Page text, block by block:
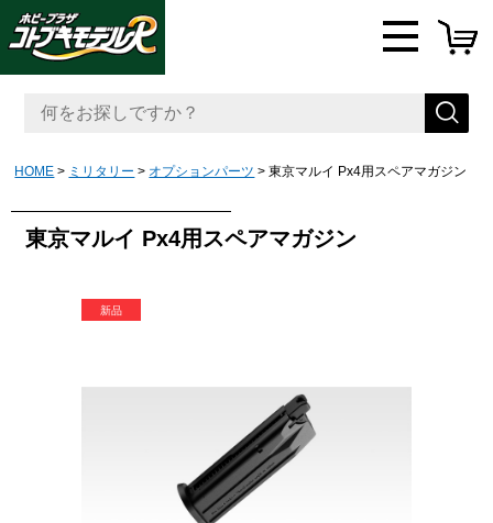
HOME ミリタリー オプションパーツ 東京マルイ Px4用スペアマガジン
東京マルイ Px4用スペアマガジン